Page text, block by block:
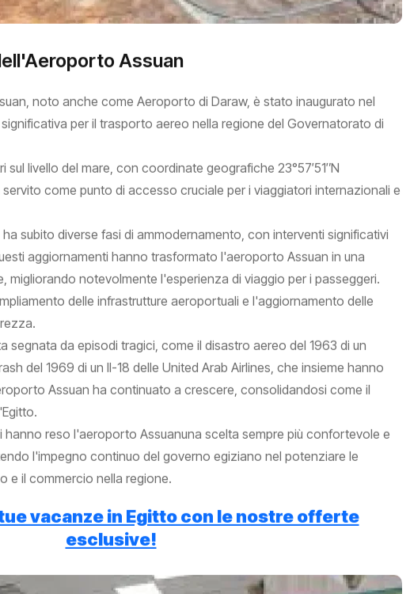
Assuan
noto anche come Aeroporto di Daraw, è stato inaugurato nel
per il trasporto aereo nella regione del Governatorato di
sul livello del mare, con coordinate geografiche 23°57′51″N
servito come punto di accesso cruciale per i viaggiatori internazionali e
subito diverse fasi di ammodernamento, con interventi significativi
aggiornamenti hanno trasformato l'aeroporto Assuan in una
migliorando notevolmente l'esperienza di viaggio per i passeggeri.
delle infrastrutture aeroportuali e l'aggiornamento delle
segnata da episodi tragici, come il disastro aereo del 1963 di un
del 1969 di un Il-18 delle United Arab Airlines, che insieme hanno
Assuan ha continuato a crescere, consolidandosi come il
hanno reso l'aeroporto Assuanuna scelta sempre più confortevole e
l'impegno continuo del governo egiziano nel potenziare le
e il commercio nella regione.
vacanze in Egitto con le nostre offerte
esclusive!